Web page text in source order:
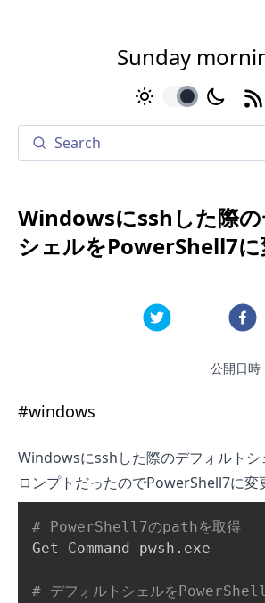
Sunday
toggle
Windowsにsshした際の
シェルをPowerShell7に
公開日時
#windows
Windowsにsshした際のデフォルトシ
ロンプトだったのでPowerShell7に変
# PowerShell7のpathを取得
Get-Command pwsh.exe
# デフォルトシェルを